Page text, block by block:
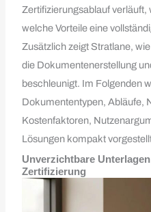
Zertifizierungsablauf
welche Vorteile eine
Zusätzlich zeigt Stratlane,
die Dokumentenerstellung
beschleunigt. Im Folgenden
Dokumententypen, Abläufe,
Kostenfaktoren,
Lösungen kompakt
Unverzichtbare
Zertifizierung